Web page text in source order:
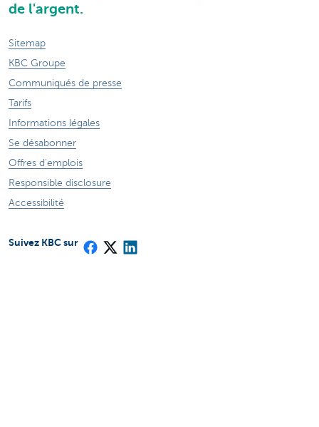
de l'argent.
Sitemap
KBC Groupe
Communiqués de presse
Tarifs
Informations légales
Se désabonner
Offres d'emplois
Responsible disclosure
Accessibilité
Suivez KBC sur